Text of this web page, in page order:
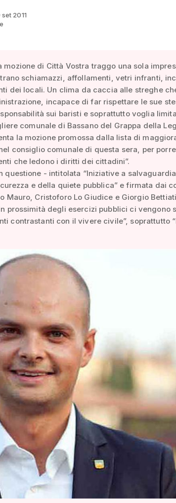
2011
mozione di Città Vostra traggo una sola
schiamazzi, affollamenti, vetri infranti,
dei locali. Un clima da caccia alle streghe
incapace di far rispettare le sue
sui baristi e soprattutto voglia
comunale di Bassano del Grappa della
la mozione promossa dalla lista di
consiglio comunale di questa sera, per
che ledono i diritti dei cittadini”.
questione - intitolata “Iniziative a
e della quiete pubblica” e firmata dai
Mauro, Cristoforo Lo Giudice e Giorgio
prossimità degli esercizi pubblici ci vengono
contrastanti con il vivere civile”, soprattutto